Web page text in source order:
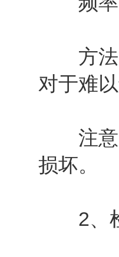
方法：
对于难
注意：
损坏。
2、